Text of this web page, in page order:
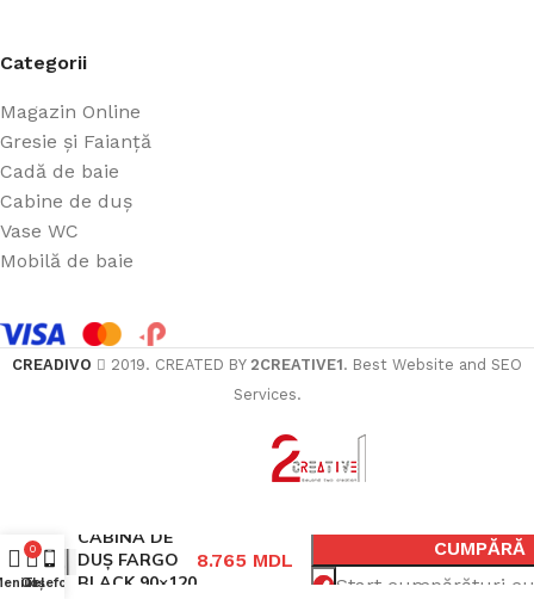
Categorii
Magazin Online
Gresie și Faianță
Cadă de baie
Cabine de duș
Vase WC
Mobilă de baie
CREADIVO 2019. CREATED BY 2CREATIVE1. Best Website and SEO
Services.
CABINA DE
DUȘ FARGO
BLACK 90×120
8.765 MDL
CUMPĂRĂ
Start cumpărături
0
Coș
Telefon